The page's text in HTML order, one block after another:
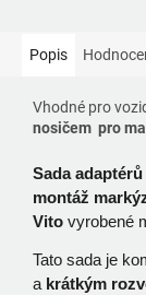
Popis
Vhodné pro
nosičem pro
Sada
montáž
Vito vyrobené
Tato sada je
a krátkým